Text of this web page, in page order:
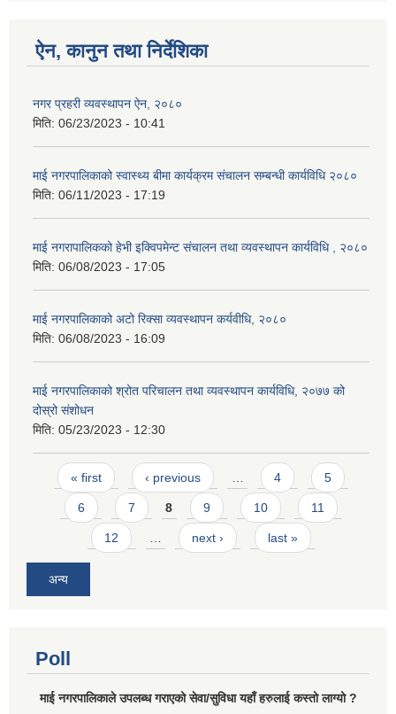
ऐन, कानुन तथा निर्देशिका
नगर प्रहरी व्यवस्थापन ऐन, २०८०
मिति: 06/23/2023 - 10:41
माई नगरपालिकाको स्वास्थ्य बीमा कार्यक्रम संचालन सम्बन्धी कार्यविधि २०८०
मिति: 06/11/2023 - 17:19
माई नगरापालिकको हेभी इक्विपमेन्ट संचालन तथा व्यवस्थापन कार्यविधि , २०८०
मिति: 06/08/2023 - 17:05
माई नगरपालिकाको अटो रिक्सा व्यवस्थापन कर्यवीधि, २०८०
मिति: 06/08/2023 - 16:09
माई नगरपालिकाको श्रोत परिचालन तथा व्यवस्थापन कार्यविधि, २०७७ को
दोस्रो संशोधन
मिति: 05/23/2023 - 12:30
Pages
« first ‹ previous … 4 5
6 7 8 9 10 11
12 … next › last »
अन्य
Poll
माई नगरपालिकाले उपलब्ध गराएको सेवा/सुविधा यहाँ हरुलाई कस्तो लाग्यो ?